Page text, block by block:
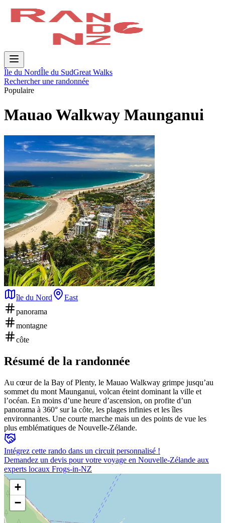
Île du NordÎle du SudGreat Walks
Rechercher une randonnée
Populaire
Mauao Walkway Maunganui
île du Nord
East
panorama
montagne
côte
Résumé de la randonnée
Au cœur de la Bay of Plenty, le Mauao Walkway grimpe jusqu’au
sommet du mont Maunganui, volcan éteint dominant la ville et
l’océan. En moins d’une heure d’ascension, on profite d’un
panorama à 360° sur la côte, les plages infinies et les îles
environnantes. Une courte marche mais un des points de vue les
plus emblématiques de Nouvelle-Zélande.
Intégrez cette rando dans un circuit personnalisé !
Demandez un devis pour votre voyage en Nouvelle-Zélande aux
experts locaux Frogs-in-NZ
+
−